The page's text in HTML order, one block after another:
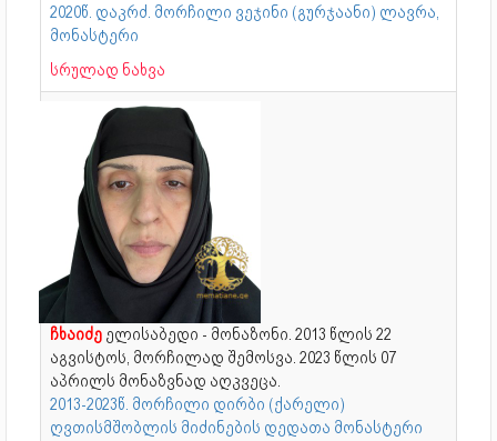
2020წ. დაკრძ. მორჩილი ვეჯინი (გურჯაანი) ლავრა,
მონასტერი
სრულად ნახვა
ჩხაიძე ელისაბედი - მონაზონი. 2013 წლის 22
აგვისტოს, მორჩილად შემოსვა. 2023 წლის 07
აპრილს მონაზვნად აღკვეცა.
2013-2023წ. მორჩილი დირბი (ქარელი)
ღვთისმშობლის მიძინების დედათა მონასტერი